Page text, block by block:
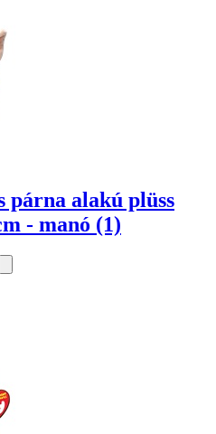
párna alakú plüss
- manó (1)